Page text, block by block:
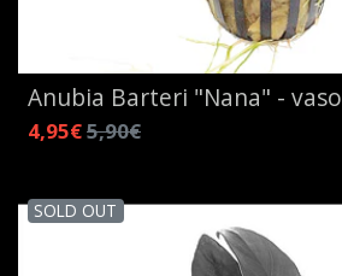
Anubia Barteri "Nana" - vaso
4,95€5,90€
SOLD OUT